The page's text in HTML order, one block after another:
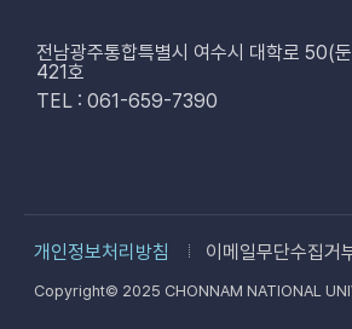
전남광주통합특별시 여수시 대학로 50(
421호
TEL : 061-659-7390
개인정보처리방침 이메일무단수집거
Copyright© 2025 CHONNAM NATIONAL